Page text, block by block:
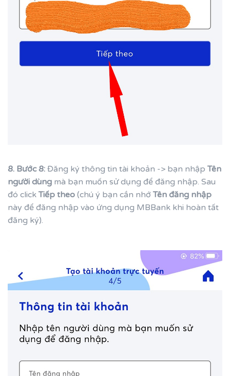
8. Bước 8: Đăng ký thông tin tài khoản -> bạn nhập Tên
người dùng mà bạn muốn sử dụng để đăng nhập. Sau
đó click Tiếp theo (chú ý bạn cần nhớ Tên đăng nhập
này để đăng nhập vào ứng dụng MBBank khi hoàn tất
đăng ký).